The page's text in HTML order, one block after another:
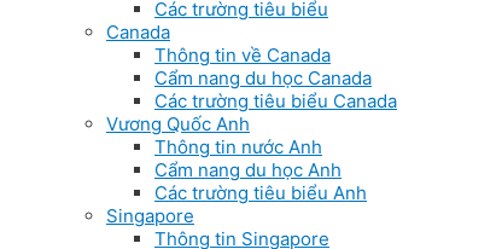
Các trường tiêu biểu
Canada
Thông tin về Canada
Cẩm nang du học Canada
Các trường tiêu biểu Canada
Vương Quốc Anh
Thông tin nước Anh
Cẩm nang du học Anh
Các trường tiêu biểu Anh
Singapore
Thông tin Singapore